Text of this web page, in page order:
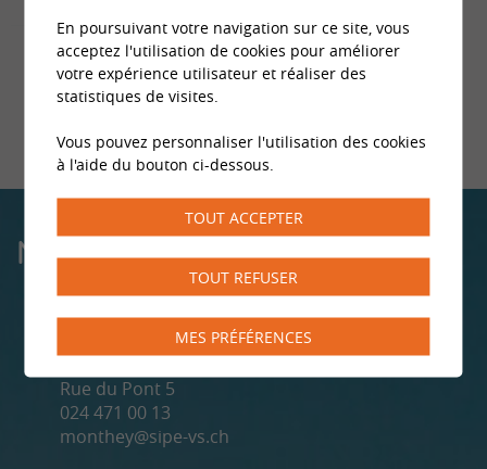
NOS CENTRES
Rue du Pont 5
024 471 00 13
monthey@sipe-vs.ch
En poursuivant votre navigation sur ce site, vous
acceptez l'utilisation de cookies pour améliorer
votre expérience utilisateur et réaliser des
statistiques de visites.
Vous pouvez personnaliser l'utilisation des cookies
à l'aide du bouton ci-dessous.
TOUT ACCEPTER
TOUT REFUSER
MES PRÉFÉRENCES